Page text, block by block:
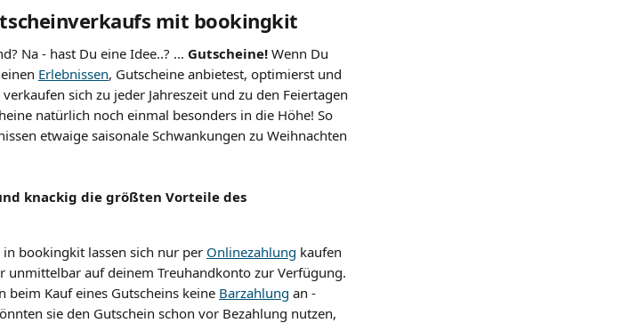
mit bookingkit
Na - hast Du eine Idee..? ... Gutscheine! Wenn Du
Erlebnissen, Gutscheine anbietest, optimierst und
sich zu jeder Jahreszeit und zu den Feiertagen
natürlich noch einmal besonders in die Höhe! So
etwaige saisonale Schwankungen zu Weihnachten
knackig die größten Vorteile des
in bookingkit lassen sich nur per Onlinezahlung kaufen
unmittelbar auf deinem Treuhandkonto zur Verfügung.
Kauf eines Gutscheins keine Barzahlung an -
sie den Gutschein schon vor Bezahlung nutzen,